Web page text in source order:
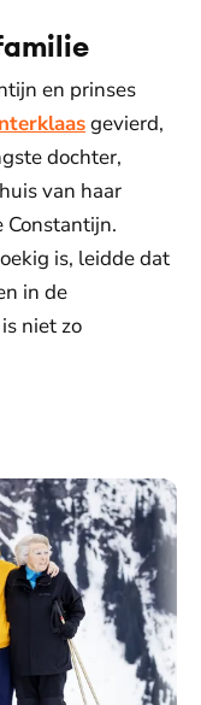
en prinses
gevierd,
dochter,
van haar
is, leidde dat
in de
niet zo